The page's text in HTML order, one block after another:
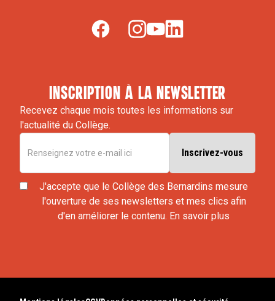
inscription à la newsletter
Recevez chaque mois toutes les informations sur
l'actualité du Collège.
J'accepte que le Collège des Bernardins mesure
l'ouverture de ses newsletters et mes clics afin
d'en améliorer le contenu. En savoir plus